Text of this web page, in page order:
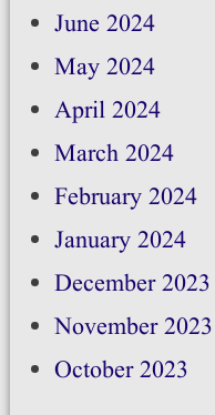
June 2024
May 2024
April 2024
March 2024
February 2024
January 2024
December 2023
November 2023
October 2023